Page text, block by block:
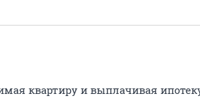
квартиру и выплачивая